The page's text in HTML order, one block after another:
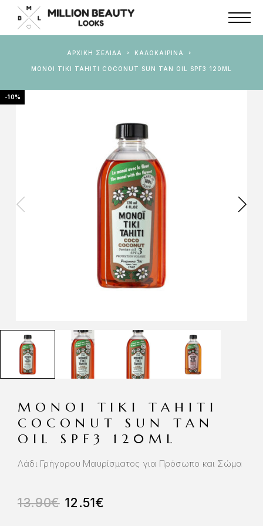
ΑΡΧΙΚΉ ΣΕΛΊΔΑ ΚΑΛΟΚΑΙΡΙΝΑ
MONOI TIKI TAHITI COCONUT SUN TAN OIL SPF3 120ML
-10%
MONOI TIKI TAHITI
COCONUT SUN TAN
OIL SPF3 120ML
Λάδι Γρήγορου Μαυρίσματος για Πρόσωπο και Σώμα
13.90€ 12.51€